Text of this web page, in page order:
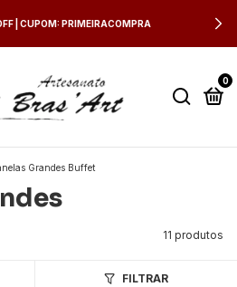
ACIMA DE R$ 700,00 PARA SUL E
SUDESTE
0
Grandes Buffet
11 produtos
FILTRAR